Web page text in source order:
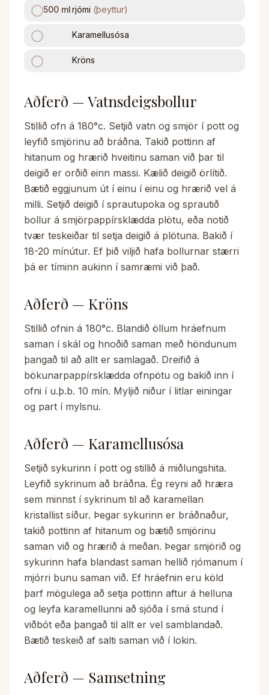
500 mlrjómi (þeyttur)
Karamellusósa
Kröns
Aðferð — Vatnsdeigsbollur
Stillið ofn á 180°c. Setjið vatn og smjör í pott og
leyfið smjörinu að bráðna. Takið pottinn af
hitanum og hrærið hveitinu saman við þar til
deigið er orðið einn massi. Kælið deigið örlítið.
Bætið eggjunum út í einu í einu og hrærið vel á
milli. Setjið deigið í sprautupoka og sprautið
bollur á smjörpappírsklædda plötu, eða notið
tvær teskeiðar til setja deigið á plötuna. Bakið í
18-20 mínútur. Ef þið viljið hafa bollurnar stærri
þá er tíminn aukinn í samræmi við það.
Aðferð — Kröns
Stillið ofnin á 180°c. Blandið öllum hráefnum
saman í skál og hnoðið saman með höndunum
þangað til að allt er samlagað. Dreifið á
bökunarpappírsklædda ofnpötu og bakið inn í
ofni í u.þ.b. 10 mín. Myljið niður í litlar einingar
og part í mylsnu.
Aðferð — Karamellusósa
Setjið sykurinn í pott og stillið á miðlungshita.
Leyfið sykrinum að bráðna. Ég reyni að hræra
sem minnst í sykrinum til að karamellan
kristallist síður. Þegar sykurinn er bráðnaður,
takið pottinn af hitanum og bætið smjörinu
saman við og hrærið á meðan. Þegar smjörið og
sykurinn hafa blandast saman hellið rjómanum í
mjórri bunu saman við. Ef hráefnin eru köld
þarf mögulega að setja pottinn aftur á helluna
og leyfa karamellunni að sjóða í smá stund í
viðbót eða þangað til allt er vel samblandað.
Bætið teskeið af salti saman við í lokin.
Aðferð — Samsetning